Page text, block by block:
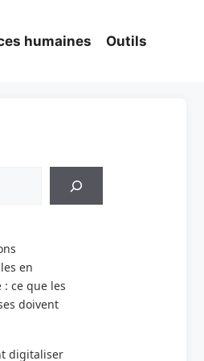
humaines Outils
en
: ce que les
doivent
digitaliser